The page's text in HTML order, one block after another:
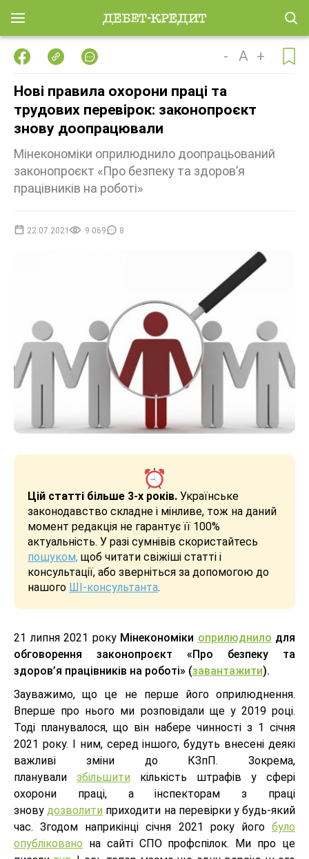
- A +
Нові правила охорони праці та
трудових перевірок: законопроєкт
знову доопрацювали
Мінекономіки оприлюднило доопрацьований
законопроєкт «Про безпеку та здоров’я
працівників на роботі»
22.07.2021 9 069 8
Цій статті більше 3-х років. Українське
законодавство складне і мінливе, тож на даний
момент редакція не гарантує її 100%
актуальність. У разі сумнівів скористайтесь
пошуком, щоб читати свіжіші статті і
консультації, або зверніться за допомогою до
нашого ШІ-консультанта.
21 липня 2021 року Мінекономіки оприлюднило для
обговорення
законопроєкт «Про безпеку та
здоров’я працівників на роботі» (завантажити).
Зауважимо, що це не перше його оприлюднення.
Вперше про нього ми розповідали ще у 2019 році.
Тоді планувалося, що він набере чинності з 1 січня
2021 року. І ним, серед іншого, будуть внесені деякі
важливі зміни до КЗпП. Зокрема,
планували збільшити кількість штрафів у сфері
охорони праці, а інспекторам з праці
зновудозволити приходити на перевірки у будь-який
час. Згодом наприкінці січня 2021 року його було
опубліковано на сайті СПО профспілок. Ми про це